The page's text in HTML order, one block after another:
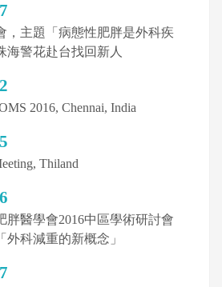
，主題「病態性肥胖是外科疾
海警花赴台找回新人
2016, Chennai, India
Thiland
胖醫學會2016中區學術研討會
外科減重的新概念」